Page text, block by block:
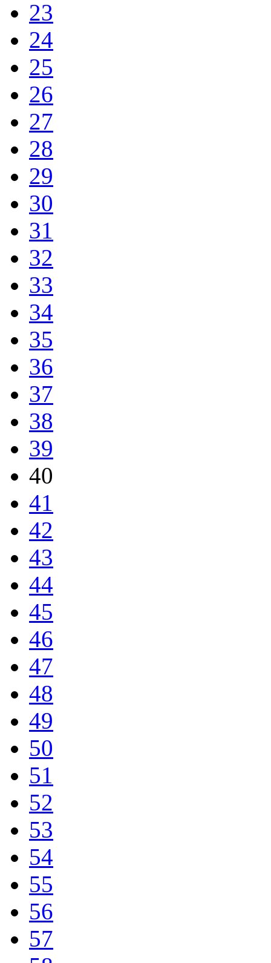
23
24
25
26
27
28
29
30
31
32
33
34
35
36
37
38
39
40
41
42
43
44
45
46
47
48
49
50
51
52
53
54
55
56
57